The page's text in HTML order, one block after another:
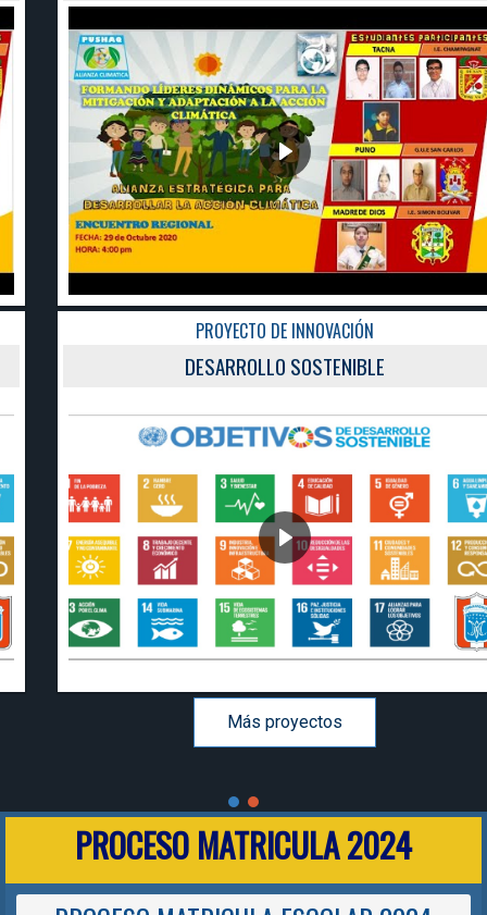
PROYECTO DE INNOVACIÓN
DESARROLLO SOSTENIBLE
Más proyectos
PROCESO MATRICULA 2024